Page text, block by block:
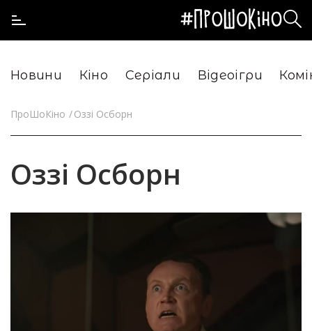
Новини Кіно Серіали Відеоігри
ПроШоКіно Оззі Осборн
Оззі Осборн